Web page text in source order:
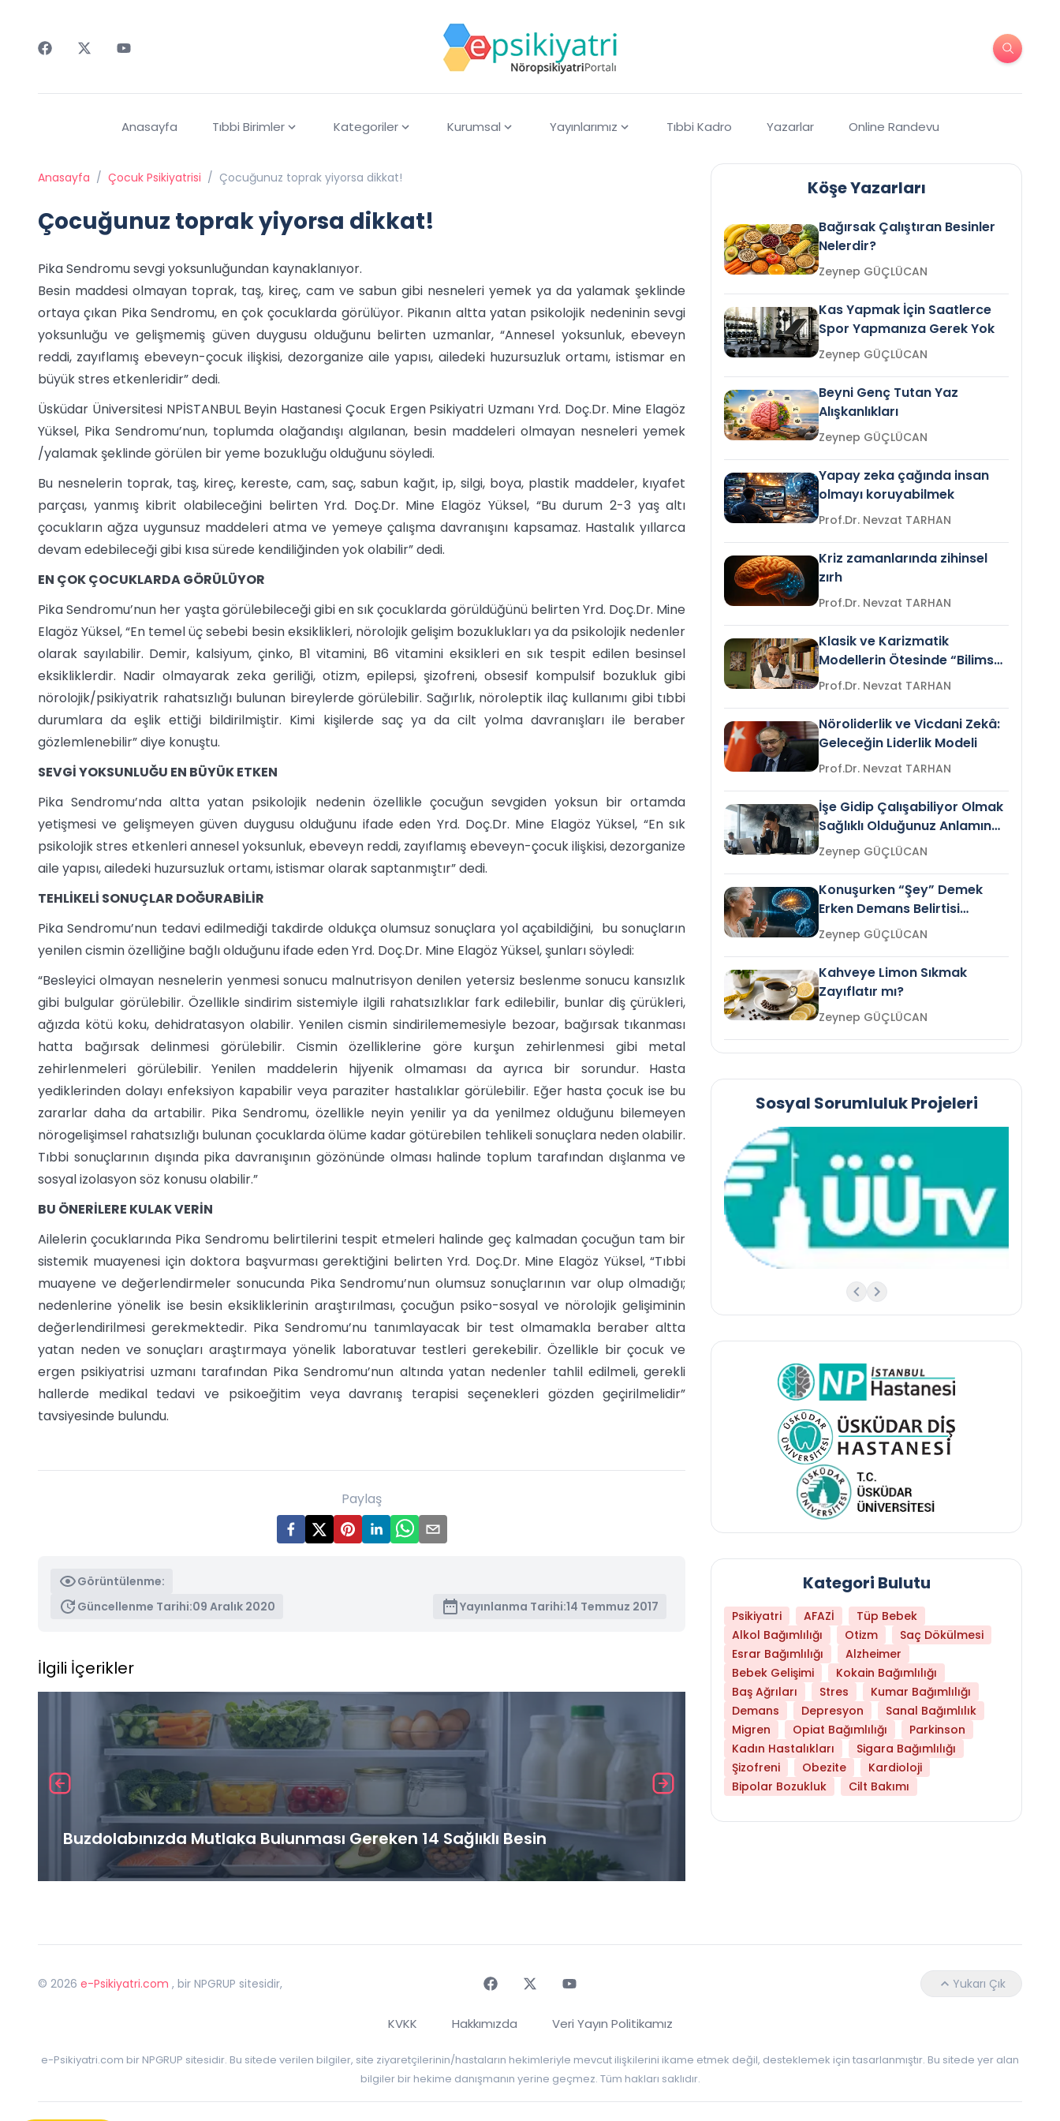
Anasayfa Tıbbi Birimler Kategoriler Kurumsal Yayınlarımız Tıbbi Kadro Yazarlar Online Randevu
Anasayfa / Çocuk Psikiyatrisi / Çocuğunuz toprak yiyorsa dikkat!
Çocuğunuz toprak yiyorsa dikkat!
Pika Sendromu sevgi yoksunluğundan kaynaklanıyor.
Besin maddesi olmayan toprak, taş, kireç, cam ve sabun gibi nesneleri yemek ya da yalamak şeklinde
ortaya çıkan Pika Sendromu, en çok çocuklarda görülüyor. Pikanın altta yatan psikolojik nedeninin sevgi
yoksunluğu ve gelişmemiş güven duygusu olduğunu belirten uzmanlar, “Annesel yoksunluk, ebeveyn
reddi, zayıflamış ebeveyn-çocuk ilişkisi, dezorganize aile yapısı, ailedeki huzursuzluk ortamı, istismar en
büyük stres etkenleridir” dedi.
Üsküdar Üniversitesi NPİSTANBUL Beyin Hastanesi Çocuk Ergen Psikiyatri Uzmanı Yrd. Doç.Dr. Mine Elagöz
Yüksel, Pika Sendromu’nun, toplumda olağandışı algılanan, besin maddeleri olmayan nesneleri yemek
/yalamak şeklinde görülen bir yeme bozukluğu olduğunu söyledi.
Bu nesnelerin toprak, taş, kireç, kereste, cam, saç, sabun kağıt, ip, silgi, boya, plastik maddeler, kıyafet
parçası, yanmış kibrit olabileceğini belirten Yrd. Doç.Dr. Mine Elagöz Yüksel, “Bu durum 2-3 yaş altı
çocukların ağza uygunsuz maddeleri atma ve yemeye çalışma davranışını kapsamaz. Hastalık yıllarca
devam edebileceği gibi kısa sürede kendiliğinden yok olabilir” dedi.
EN ÇOK ÇOCUKLARDA GÖRÜLÜYOR
Pika Sendromu’nun her yaşta görülebileceği gibi en sık çocuklarda görüldüğünü belirten Yrd. Doç.Dr. Mine
Elagöz Yüksel, “En temel üç sebebi besin eksiklikleri, nörolojik gelişim bozuklukları ya da psikolojik nedenler
olarak sayılabilir. Demir, kalsiyum, çinko, B1 vitamini, B6 vitamini eksikleri en sık tespit edilen besinsel
eksikliklerdir. Nadir olmayarak zeka geriliği, otizm, epilepsi, şizofreni, obsesif kompulsif bozukluk gibi
nörolojik/psikiyatrik rahatsızlığı bulunan bireylerde görülebilir. Sağırlık, nöroleptik ilaç kullanımı gibi tıbbi
durumlara da eşlik ettiği bildirilmiştir. Kimi kişilerde saç ya da cilt yolma davranışları ile beraber
gözlemlenebilir” diye konuştu.
SEVGİ YOKSUNLUĞU EN BÜYÜK ETKEN
Pika Sendromu’nda altta yatan psikolojik nedenin özellikle çocuğun sevgiden yoksun bir ortamda
yetişmesi ve gelişmeyen güven duygusu olduğunu ifade eden Yrd. Doç.Dr. Mine Elagöz Yüksel, “En sık
psikolojik stres etkenleri annesel yoksunluk, ebeveyn reddi, zayıflamış ebeveyn-çocuk ilişkisi, dezorganize
aile yapısı, ailedeki huzursuzluk ortamı, istismar olarak saptanmıştır” dedi.
TEHLİKELİ SONUÇLAR DOĞURABİLİR
Pika Sendromu’nun tedavi edilmediği takdirde oldukça olumsuz sonuçlara yol açabildiğini, bu sonuçların
yenilen cismin özelliğine bağlı olduğunu ifade eden Yrd. Doç.Dr. Mine Elagöz Yüksel, şunları söyledi:
“Besleyici olmayan nesnelerin yenmesi sonucu malnutrisyon denilen yetersiz beslenme sonucu kansızlık
gibi bulgular görülebilir. Özellikle sindirim sistemiyle ilgili rahatsızlıklar fark edilebilir, bunlar diş çürükleri,
ağızda kötü koku, dehidratasyon olabilir. Yenilen cismin sindirilememesiyle bezoar, bağırsak tıkanması
hatta bağırsak delinmesi görülebilir. Cismin özelliklerine göre kurşun zehirlenmesi gibi metal
zehirlenmeleri görülebilir. Yenilen maddelerin hijyenik olmaması da ayrıca bir sorundur. Hasta
yediklerinden dolayı enfeksiyon kapabilir veya paraziter hastalıklar görülebilir. Eğer hasta çocuk ise bu
zararlar daha da artabilir. Pika Sendromu, özellikle neyin yenilir ya da yenilmez olduğunu bilemeyen
nörogelişimsel rahatsızlığı bulunan çocuklarda ölüme kadar götürebilen tehlikeli sonuçlara neden olabilir.
Tıbbi sonuçlarının dışında pika davranışının gözönünde olması halinde toplum tarafından dışlanma ve
sosyal izolasyon söz konusu olabilir.”
BU ÖNERİLERE KULAK VERİN
Ailelerin çocuklarında Pika Sendromu belirtilerini tespit etmeleri halinde geç kalmadan çocuğun tam bir
sistemik muayenesi için doktora başvurması gerektiğini belirten Yrd. Doç.Dr. Mine Elagöz Yüksel, “Tıbbi
muayene ve değerlendirmeler sonucunda Pika Sendromu’nun olumsuz sonuçlarının var olup olmadığı;
nedenlerine yönelik ise besin eksikliklerinin araştırılması, çocuğun psiko-sosyal ve nörolojik gelişiminin
değerlendirilmesi gerekmektedir. Pika Sendromu’nu tanımlayacak bir test olmamakla beraber altta
yatan neden ve sonuçları araştırmaya yönelik laboratuvar testleri gerekebilir. Özellikle bir çocuk ve
ergen psikiyatrisi uzmanı tarafından Pika Sendromu’nun altında yatan nedenler tahlil edilmeli, gerekli
hallerde medikal tedavi ve psikoeğitim veya davranış terapisi seçenekleri gözden geçirilmelidir”
tavsiyesinde bulundu.
Paylaş
Görüntülenme:
Güncellenme Tarihi:09 Aralık 2020 Yayınlanma Tarihi:14 Temmuz 2017
İlgili İçerikler
Buzdolabınızda Mutlaka Bulunması Gereken 14 Sağlıklı Besin
Köşe Yazarları
Bağırsak Çalıştıran Besinler
Nelerdir?
Zeynep GÜÇLÜCAN
Kas Yapmak İçin Saatlerce
Spor Yapmanıza Gerek Yok
Zeynep GÜÇLÜCAN
Beyni Genç Tutan Yaz
Alışkanlıkları
Zeynep GÜÇLÜCAN
Yapay zeka çağında insan
olmayı koruyabilmek
Prof.Dr. Nevzat TARHAN
Kriz zamanlarında zihinsel
zırh
Prof.Dr. Nevzat TARHAN
Klasik ve Karizmatik
Modellerin Ötesinde “Bilimsel
Liderlik”
Prof.Dr. Nevzat TARHAN
Nöroliderlik ve Vicdani Zekâ:
Geleceğin Liderlik Modeli
Prof.Dr. Nevzat TARHAN
İşe Gidip Çalışabiliyor Olmak
Sağlıklı Olduğunuz Anlamına
Gelir mi?Zeynep GÜÇLÜCAN
Konuşurken “Şey” Demek
Erken Demans Belirtisi
Olabilir mi?Zeynep GÜÇLÜCAN
Kahveye Limon Sıkmak
Zayıflatır mı?
Zeynep GÜÇLÜCAN
Sosyal Sorumluluk Projeleri
Kategori Bulutu
Psikiyatri AFAZİ
Tüp Bebek
Alkol Bağımlılığı
Otizm
Saç Dökülmesi
Esrar Bağımlılığı
Alzheimer
Bebek Gelişimi
Kokain Bağımlılığı
Baş Ağrıları
Stres
Kumar Bağımlılığı
Demans
Depresyon
Sanal Bağımlılık
Migren
Opiat Bağımlılığı
Parkinson
Kadın Hastalıkları
Sigara Bağımlılığı
Şizofreni
Obezite
Kardioloji
Bipolar Bozukluk
Cilt Bakımı
© 2026 e-Psikiyatri.com , bir NPGRUP sitesidir, Yukarı Çık
KVKK Hakkımızda Veri Yayın Politikamız
e-Psikiyatri.com bir NPGRUP sitesidir. Bu sitede verilen bilgiler, site ziyaretçilerinin/hastaların hekimleriyle mevcut ilişkilerini ikame etmek değil, desteklemek için tasarlanmıştır. Bu sitede yer alan
bilgiler bir hekime danışmanın yerine geçmez. Tüm hakları saklıdır.